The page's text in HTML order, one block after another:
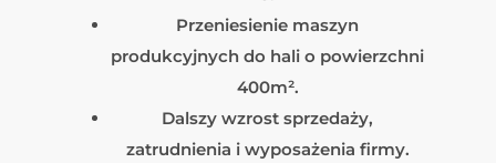
Przeniesienie maszyn
produkcyjnych do hali o powierzchni
400m².
Dalszy wzrost sprzedaży,
zatrudnienia i wyposażenia firmy.